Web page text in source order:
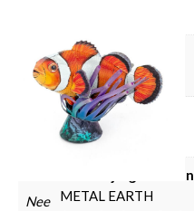
Modelbouw incl. lijm
Nee
Modelbouw incl. verf
Modelbouw lijm gebruiken
Nee
METAL EARTH